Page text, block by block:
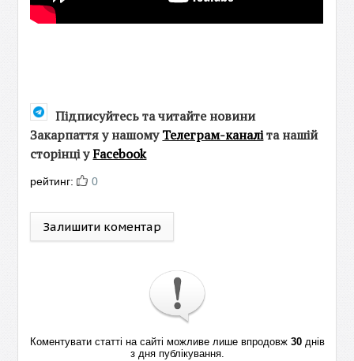
Підписуйтесь та читайте новини
Закарпаття у нашомуТелеграм-каналіта нашій
сторінці уFacebook
рейтинг: 0
Залишити коментар
Коментувати статті на сайті можливе лише впродовж 30днів
з дня публікування.